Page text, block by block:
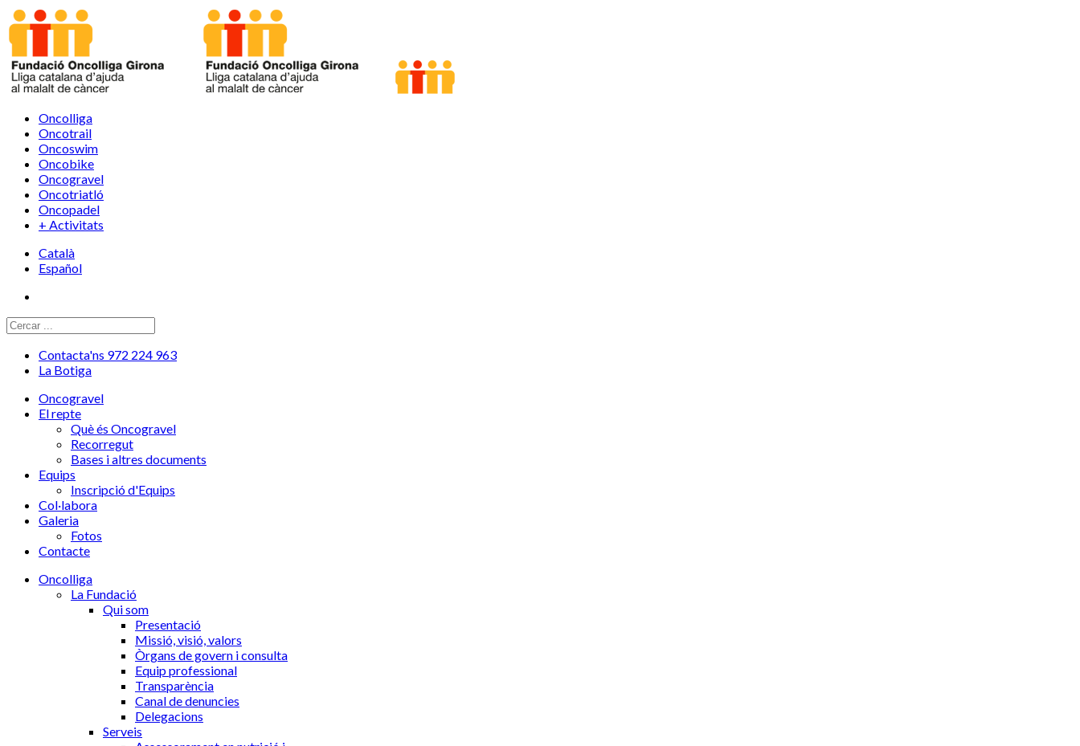
Oncolliga
Oncotrail
Oncoswim
Oncobike
Oncogravel
Oncotriatló
Oncopadel
+ Activitats
Català
Español
Contacta'ns 972 224 963
La Botiga
Oncogravel
El repte
Què és Oncogravel
Recorregut
Bases i altres documents
Equips
Inscripció d'Equips
Col·labora
Galeria
Fotos
Contacte
Oncolliga
La Fundació
Qui som
Presentació
Missió, visió, valors
Òrgans de govern i consulta
Equip professional
Transparència
Canal de denuncies
Delegacions
Serveis